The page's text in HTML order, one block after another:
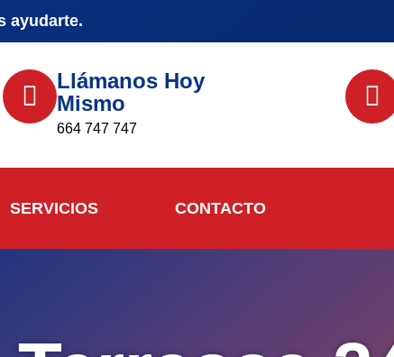
ayudarte.
Llámanos Hoy
Mismo
664 747 747
SERVICIOS CONTACTO